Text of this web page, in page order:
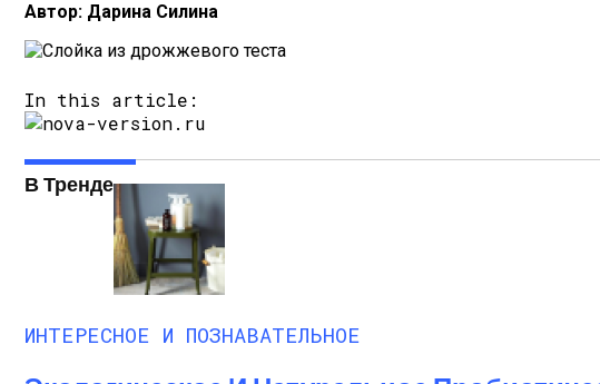
Автор: Дарина Силина
In this article:
В Тренде
ИНТЕРЕСНОЕ И ПОЗНАВАТЕЛЬНОЕ